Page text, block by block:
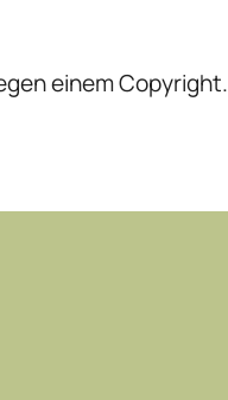
einem Copyright.